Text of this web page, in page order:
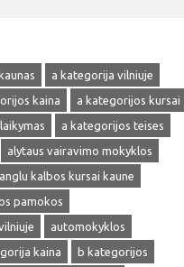
a kategorija vilniuje
kaina
a kategorijos kursai
a kategorijos teises
alytaus vairavimo mokyklos
anglu kalbos kursai kaune
pamokos
automokyklos
kaina
b kategorijos